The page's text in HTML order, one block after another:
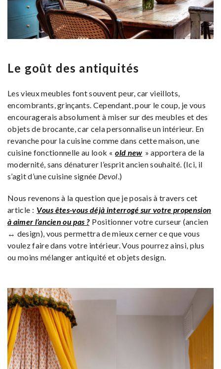
Le goût des antiquités
Les vieux meubles font souvent peur, car vieillots,
encombrants, grinçants. Cependant, pour le coup, je vous
encouragerais absolument à miser sur des meubles et des
objets de brocante, car cela personnalise un intérieur. En
revanche pour la cuisine comme dans cette maison, une
cuisine fonctionnelle au look « old new » apportera de la
modernité, sans dénaturer l’esprit ancien souhaité. (Ici, il
s’agit d’une cuisine signée Devol.)
Nous revenons à la question que je posais à travers cet
article : Vous êtes-vous déjà interrogé sur votre propension
à aimer l’ancien ou pas ? Positionner votre curseur (ancien
↔ design), vous permettra de mieux cerner ce que vous
voulez faire dans votre intérieur. Vous pourrez ainsi, plus
ou moins mélanger antiquité et objets design.